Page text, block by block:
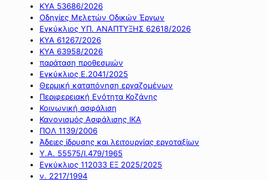
ΚΥΑ 53686/2026
Οδηγίες Μελετών Οδικών Έργων
Εγκύκλιος ΥΠ. ΑΝΑΠΤΥΞΗΣ 62618/2026
ΚΥΑ 61267/2026
ΚΥΑ 63958/2026
παράταση προθεσμιών
Εγκύκλιος Ε.2041/2025
Θερμική καταπόνηση εργαζομένων
Περιφερειακή Ενότητα Κοζάνης
Κοινωνική ασφάλιση
Κανονισμός Ασφάλισης ΙΚΑ
ΠΟΛ 1139/2006
Άδειες ίδρυσης και λειτουργίας εργοταξίων
Υ.Α. 55575/Ι.479/1965
Εγκύκλιος 112033 ΕΞ 2025/2025
ν. 2217/1994